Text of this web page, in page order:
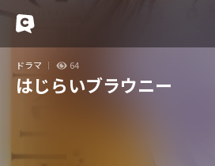
ドラマ 64
はじらいブラウニー